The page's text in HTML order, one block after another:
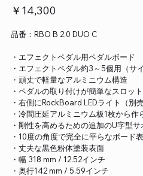
価
格
￥14,300
品番：RBO B 2.0 DUO C
・エフェクトペダル用ペダルボード
・エフェクトペダル約3～5個用（サ
・頑丈で軽量なアルミニウム構造
・ペダルの取り付けが簡単なスロッ
・右側にRockBoard LEDライト（別
・冷間圧延アルミニウム板1枚から作
・剛性を高めるための追加のU字型
・10度の角度で完全に平らなボード
・丈夫な黒色粉体塗装表面
・幅 318 mm / 12.52インチ
・奥行142 mm / 5.59インチ